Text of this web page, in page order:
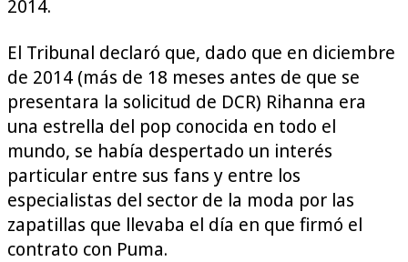
2014.
El Tribunal declaró que, dado que en diciembre
de 2014 (más de 18 meses antes de que se
presentara la solicitud de DCR) Rihanna era
una estrella del pop conocida en todo el
mundo, se había despertado un interés
particular entre sus fans y entre los
especialistas del sector de la moda por las
zapatillas que llevaba el día en que firmó el
contrato con Puma.